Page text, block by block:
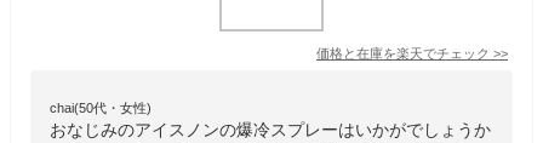
価格と在庫を楽天でチェック >>
chai(50代・女性)
おなじみのアイスノンの爆冷スプレーはいかがでしょうか